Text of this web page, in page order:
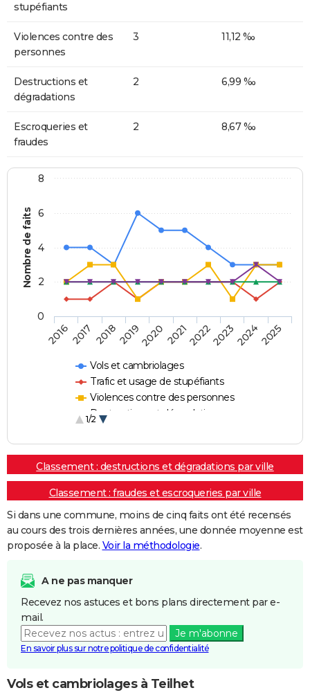
stupéfiants
Violences contre des
personnes
3 11,12 ‰
Destructions et
dégradations
2 6,99 ‰
Escroqueries et
fraudes
2 8,67 ‰
Nombre de faits
Vols et cambriolages
Trafic et usage de stupéfiants
Violences contre des personnes
Destructions et dégradations
1/2
20162017 20182019202020212022202320242025
0
2
4
6
8
Classement : destructions et dégradations par ville
Classement : fraudes et escroqueries par ville
Si dans une commune, moins de cinq faits ont été recensés
au cours des trois dernières années, une donnée moyenne est
proposée à la place. Voir la méthodologie.
A ne pas manquer
Recevez nos astuces et bons plans directement par e-
mail.
Je m'abonne
En savoir plus sur notre politique de confidentialité
Vols et cambriolages à Teilhet